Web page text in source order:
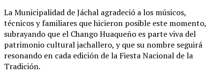
La Municipalidad de Jáchal agradeció a los músicos,
técnicos y familiares que hicieron posible este momento,
subrayando que el Chango Huaqueño es parte viva del
patrimonio cultural jachallero, y que su nombre seguirá
resonando en cada edición de la Fiesta Nacional de la
Tradición.